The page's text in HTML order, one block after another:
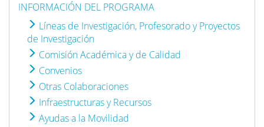
INFORMACIÓN DEL PROGRAMA
Líneas de Investigación, Profesorado y Proyectos
de Investigación
Comisión Académica y de Calidad
Convenios
Otras Colaboraciones
Infraestructuras y Recursos
Ayudas a la Movilidad